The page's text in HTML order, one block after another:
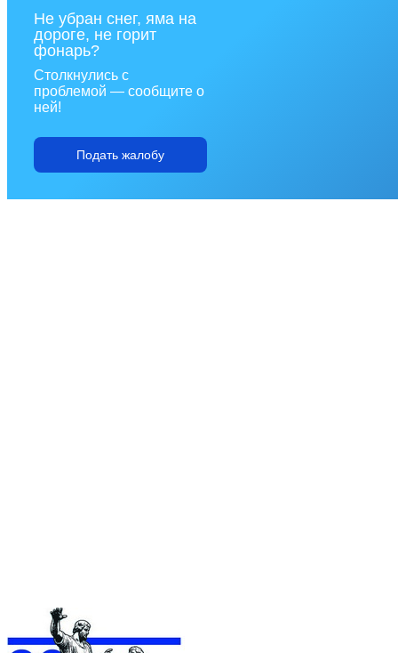
Не убран снег, яма на
дороге, не горит
фонарь?
Столкнулись с
проблемой — сообщите о
ней!
Подать жалобу